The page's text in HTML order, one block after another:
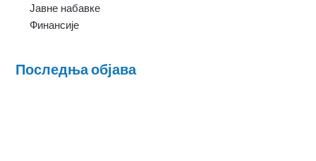
Јавне набавке
Финансије
Последња објава